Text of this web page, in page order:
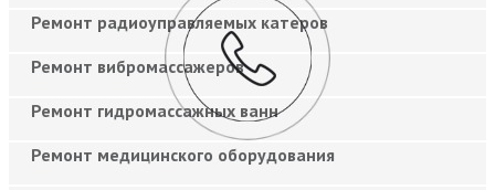
Ремонт радиоуправляемых катеров
Ремонт вибромассажеров
Ремонт гидромассажных ванн
Ремонт медицинского оборудования